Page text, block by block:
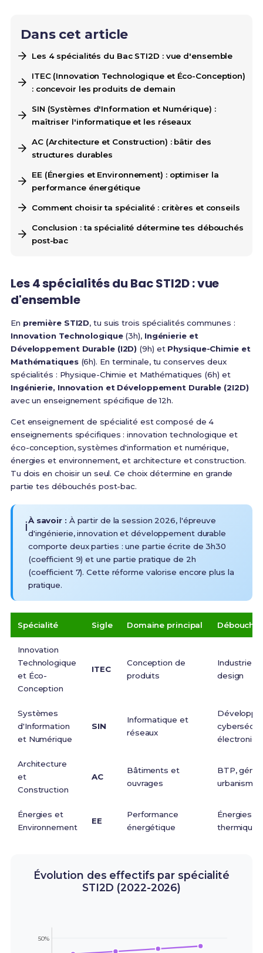
Dans cet article
Les 4 spécialités du Bac STI2D : vue d'ensemble
ITEC (Innovation Technologique et Éco-Conception)
: concevoir les produits de demain
SIN (Systèmes d'Information et Numérique) :
maîtriser l'informatique et les réseaux
AC (Architecture et Construction) : bâtir des
structures durables
EE (Énergies et Environnement) : optimiser la
performance énergétique
Comment choisir ta spécialité : critères et conseils
Conclusion : ta spécialité détermine tes débouchés
post-bac
Les 4 spécialités du Bac STI2D : vue
d'ensemble
En première STI2D, tu suis trois spécialités communes :
Innovation Technologique(3h), Ingénierie et
Développement Durable (I2D) (9h) et Physique-Chimie et
Mathématiques(6h). En terminale, tu conserves deux
spécialités : Physique-Chimie et Mathématiques (6h) et
Ingénierie, Innovation et Développement Durable (2I2D)
avec un enseignement spécifique de 12h.
Cet enseignement de spécialité est composé de 4
enseignements spécifiques : innovation technologique et
éco-conception, systèmes d'information et numérique,
énergies et environnement, et architecture et construction.
Tu dois en choisir un seul. Ce choix détermine en grande
partie tes débouchés post-bac.
ℹ️À savoir : À partir de la session 2026, l'épreuve
d'ingénierie, innovation et développement durable
comporte deux parties : une partie écrite de 3h30
(coefficient 9) et une partie pratique de 2h
(coefficient 7). Cette réforme valorise encore plus la
pratique.
Spécialité Sigle Domaine principal
Innovation
Technologique
et Éco-
Conception
ITEC
Conception de
produits
Industrie,
design
Systèmes
d'Information
et Numérique
SIN
Informatique et
réseaux
Architecture
et
Construction
AC
Bâtiments et
ouvrages
BTP, génie
urbanisme
Énergies et
Environnement
EE
Performance
énergétique
Énergies
thermique
Évolution des effectifs par spécialité
STI2D (2022-2026)
50%